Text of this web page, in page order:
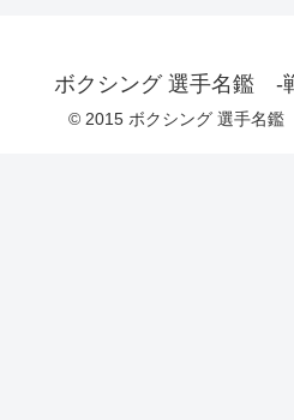
ボクシング 選手名鑑 -
© 2015 ボクシング 選手名